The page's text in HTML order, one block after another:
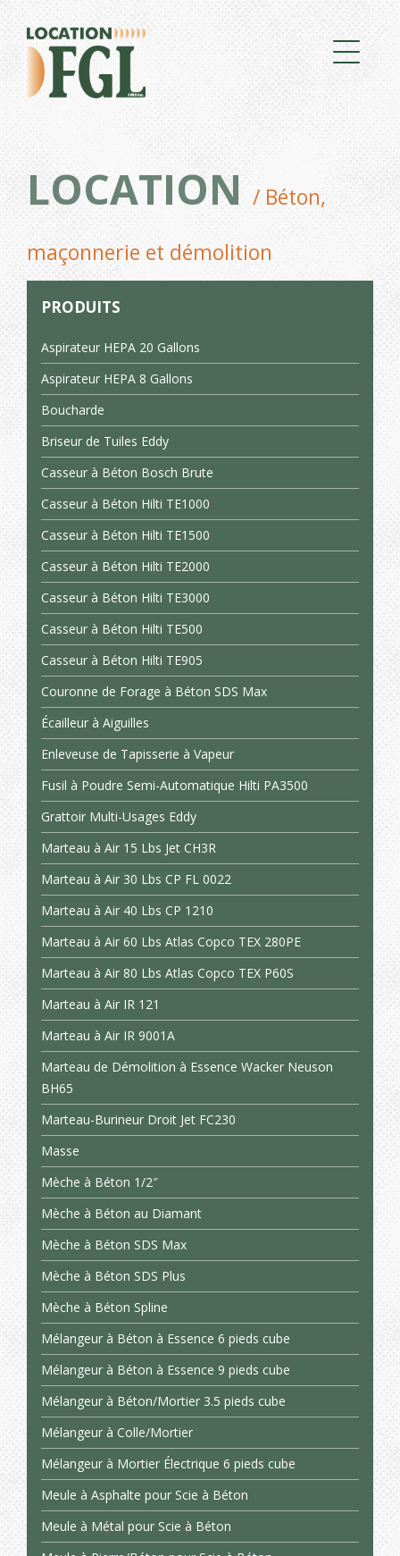
LOCATION / Béton,
maçonnerie et démolition
PRODUITS
Aspirateur HEPA 20 Gallons
Aspirateur HEPA 8 Gallons
Boucharde
Briseur de Tuiles Eddy
Casseur à Béton Bosch Brute
Casseur à Béton Hilti TE1000
Casseur à Béton Hilti TE1500
Casseur à Béton Hilti TE2000
Casseur à Béton Hilti TE3000
Casseur à Béton Hilti TE500
Casseur à Béton Hilti TE905
Couronne de Forage à Béton SDS Max
Écailleur à Aiguilles
Enleveuse de Tapisserie à Vapeur
Fusil à Poudre Semi-Automatique Hilti PA3500
Grattoir Multi-Usages Eddy
Marteau à Air 15 Lbs Jet CH3R
Marteau à Air 30 Lbs CP FL 0022
Marteau à Air 40 Lbs CP 1210
Marteau à Air 60 Lbs Atlas Copco TEX 280PE
Marteau à Air 80 Lbs Atlas Copco TEX P60S
Marteau à Air IR 121
Marteau à Air IR 9001A
Marteau de Démolition à Essence Wacker Neuson
BH65
Marteau-Burineur Droit Jet FC230
Masse
Mèche à Béton 1/2″
Mèche à Béton au Diamant
Mèche à Béton SDS Max
Mèche à Béton SDS Plus
Mèche à Béton Spline
Mélangeur à Béton à Essence 6 pieds cube
Mélangeur à Béton à Essence 9 pieds cube
Mélangeur à Béton/Mortier 3.5 pieds cube
Mélangeur à Colle/Mortier
Mélangeur à Mortier Électrique 6 pieds cube
Meule à Asphalte pour Scie à Béton
Meule à Métal pour Scie à Béton